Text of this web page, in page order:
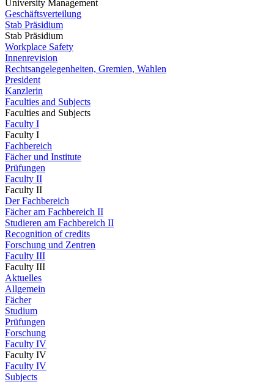
University Management
Geschäftsverteilung
Stab Präsidium
Stab Präsidium
Workplace Safety
Innenrevision
Rechtsangelegenheiten, Gremien, Wahlen
President
Kanzlerin
Faculties and Subjects
Faculties and Subjects
Faculty I
Faculty I
Fachbereich
Fächer und Institute
Prüfungen
Faculty II
Faculty II
Der Fachbereich
Fächer am Fachbereich II
Studieren am Fachbereich II
Recognition of credits
Forschung und Zentren
Faculty III
Faculty III
Aktuelles
Allgemein
Fächer
Studium
Prüfungen
Forschung
Faculty IV
Faculty IV
Faculty IV
Subjects